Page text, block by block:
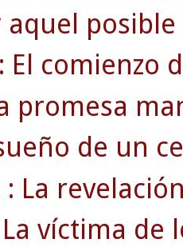
aquel
El comienzo
promesa
de un
La
víctima de